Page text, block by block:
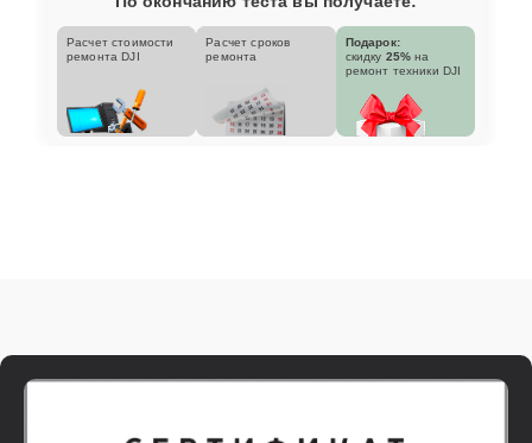
Расчет стоимости
ремонта DJI
Расчет сроков
ремонта
Подарок:
скидку 25% на
ремонт техники DJI